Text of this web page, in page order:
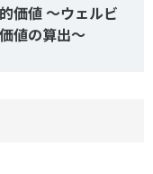
価値 ～ウェルビ
値の算出～